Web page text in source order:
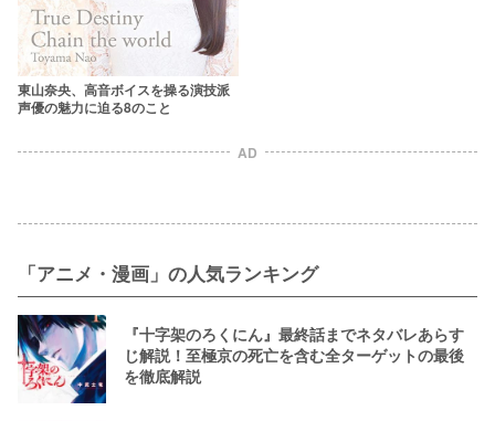
東山奈央、高音ボイスを操る演技派
声優の魅力に迫る8のこと
AD
「アニメ・漫画」の人気ランキング
『十字架のろくにん』最終話までネタバレあらす
じ解説！至極京の死亡を含む全ターゲットの最後
を徹底解説